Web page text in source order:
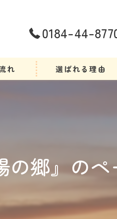
0184-44-
れ 選ばれる理由
の郷』の